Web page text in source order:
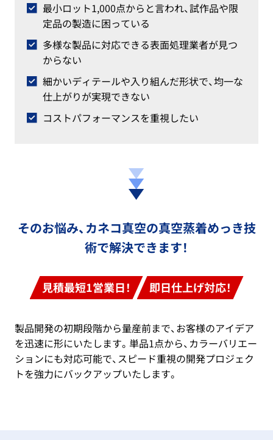
最小ロット1,000点からと言われ、試作品や限
定品の製造に困っている
多様な製品に対応できる表面処理業者が見つ
からない
細かいディテールや入り組んだ形状で、均一な
仕上がりが実現できない
コストパフォーマンスを重視したい
そのお悩み、カネコ真空の真空蒸着めっき技
術で解決できます！
見積最短1営業日！ 即日仕上げ対応！
製品開発の初期段階から量産前まで、お客様のアイデア
を迅速に形にいたします。単品1点から、カラーバリエー
ションにも対応可能で、スピード重視の開発プロジェク
トを強力にバックアップいたします。